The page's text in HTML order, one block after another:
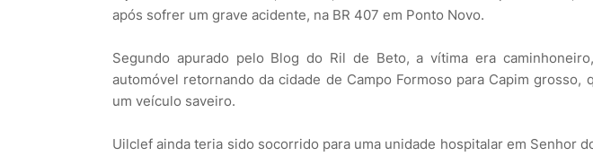
após sofrer um grave acidente, na BR 407 em Ponto Novo.
Segundo apurado pelo Blog do Ril de Beto, a vítima era
automóvel retornando da cidade de Campo Formoso para Capim grosso,
um veículo saveiro.
Uilclef ainda teria sido socorrido para uma unidade hospitalar em Senhor